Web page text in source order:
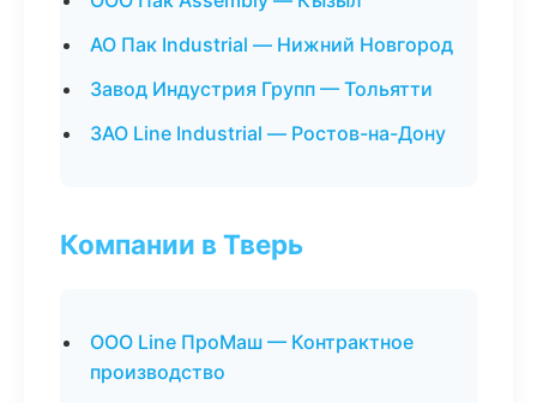
АО Пак Industrial — Нижний Новгород
Завод Индустрия Групп — Тольятти
ЗАО Line Industrial — Ростов-на-Дону
Компании в Тверь
ООО Line ПроМаш — Контрактное
производство